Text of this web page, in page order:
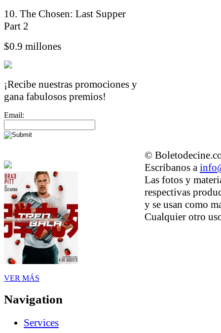
10. The Chosen: Last Supper
Part 2
$0.9 millones
¡Recibe nuestras promociones y
gana fabulosos premios!
Email:
VER MÁS
Navigation
Services
©
Escribanos a
Las fotos y
respectivas
y se usan como
Cualquier otro